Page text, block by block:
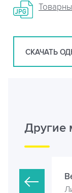
СКАЧАТЬ
Другие